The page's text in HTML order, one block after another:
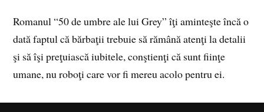
Romanul “50 de umbre ale lui Grey” îţi aminteşte încă o
dată faptul că bărbaţii trebuie să rămână atenţi la detalii
şi să îşi preţuiască iubitele, conştienţi că sunt fiinţe
umane, nu roboţi care vor fi mereu acolo pentru ei.